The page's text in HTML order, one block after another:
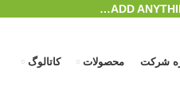
ADD
شرکت محصولات
کاتالوگ